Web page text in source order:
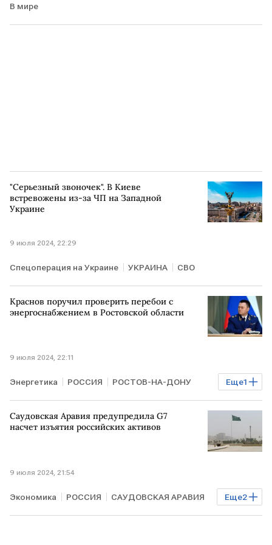
В мире
"Серьезный звоночек". В Киеве
встревожены из-за ЧП на Западной
Украине
9 июля 2024, 22:29
Спецоперация на Украине УКРАИНА СВО
Краснов поручил проверить перебои с
энергоснабжением в Ростовской области
9 июля 2024, 22:11
Еще1
Энергетика РОССИЯ РОСТОВ-НА-ДОНУ
электричество
Саудовская Аравия предупредила G7
насчет изъятия российских активов
9 июля 2024, 21:54
Еще2
Экономика РОССИЯ САУДОВСКАЯ АРАВИЯ
активы замороженные российские активы